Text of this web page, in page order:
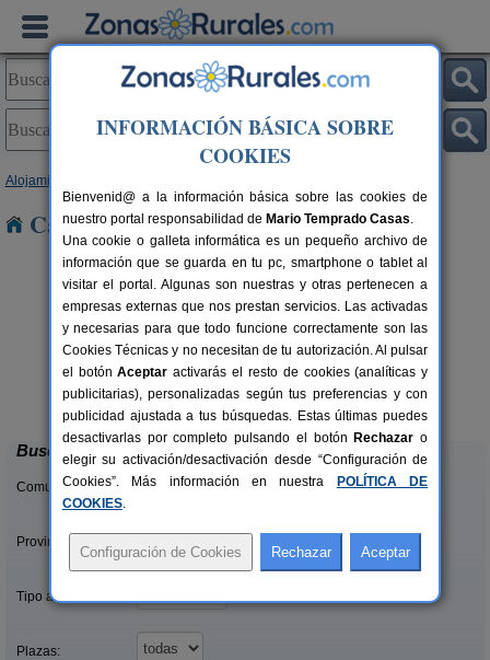
Alojamientos
Casas Rurales cerca de Sotillo
4-8+4 pers.
desde33 €
El Portal de Castroserna
Castroserna De Arriba (Segovia)
Buscar
Comunidades:
Provincias/Islas:
Tipo alquiler:
Plazas:
INFORMACIÓN BÁSICA SOBRE
COOKIES
Bienvenid@ a la información básica sobre las cookies de
nuestro portal responsabilidad de Mario Temprado Casas.
Una cookie o galleta informática es un pequeño archivo de
información que se guarda en tu pc, smartphone o tablet al
visitar el portal. Algunas son nuestras y otras pertenecen a
empresas externas que nos prestan servicios. Las activadas
y necesarias para que todo funcione correctamente son las
Cookies Técnicas y no necesitan de tu autorización. Al pulsar
el botónAceptar activarás el resto de cookies (analíticas y
publicitarias), personalizadas según tus preferencias y con
publicidad ajustada a tus búsquedas. Estas últimas puedes
desactivarlas por completo pulsando el botón Rechazar o
elegir su activación/desactivación desde “Configuración de
Cookies”. Más información en nuestra
POLÍTICA DE
COOKIES.